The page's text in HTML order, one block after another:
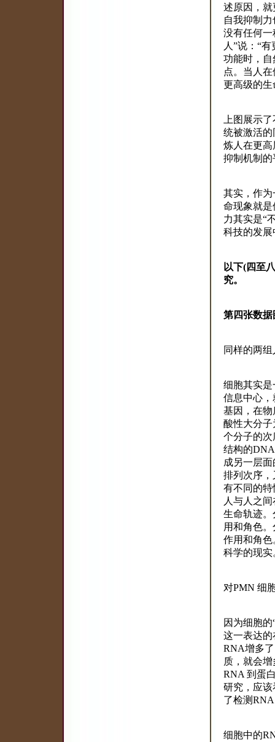
述原因，
自我抑制
没有任何一
人”说：“
功能时，
点。当人
更高级的生
上图展示
统被激活
炼人在更
抑制机制的
其实，作
命现象就
力其实是“
科技的发展
以下(四至八
究。
第四张数据
同样的两
细胞其实
信息中心
基因，在
酸性大分
个分子的
结构的
成另一层
排列次序
有不同的
人与人之
生命轨迹
用和角色
作用和角色
科学的现实
对PMN 细
因为细胞
这一表达
RNA增多
质，就会
RNA 到蛋
研究，应
了检测
细胞中的